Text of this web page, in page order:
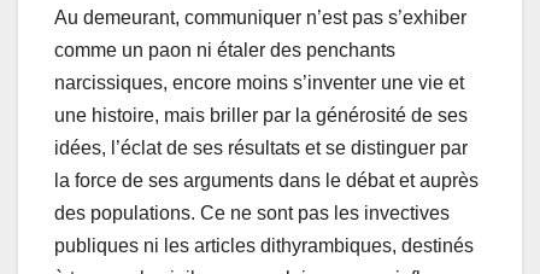
Au demeurant, communiquer n’est pas s’exhiber
comme un paon ni étaler des penchants
narcissiques, encore moins s’inventer une vie et
une histoire, mais briller par la générosité de ses
idées, l’éclat de ses résultats et se distinguer par
la force de ses arguments dans le débat et auprès
des populations. Ce ne sont pas les invectives
publiques ni les articles dithyrambiques, destinés